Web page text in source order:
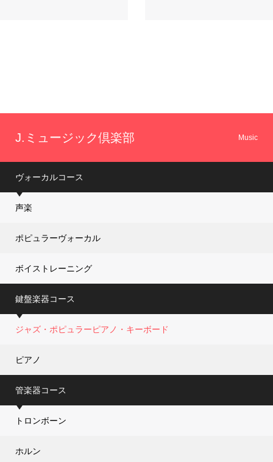
J.ミュージック倶楽部 Music
ヴォーカルコース
声楽
ポピュラーヴォーカル
ボイストレーニング
鍵盤楽器コース
ジャズ・ポピュラーピアノ・キーボード
ピアノ
管楽器コース
トロンボーン
ホルン